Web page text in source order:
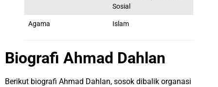
Sosial
Agama Islam
Biografi Ahmad Dahlan
Berikut biografi Ahmad Dahlan, sosok dibalik organasi